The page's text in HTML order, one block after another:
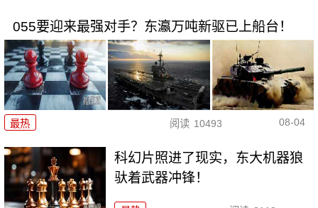
055要迎来最强对手？东瀛万吨新驱已上船台！
最热 阅读 10493 08-04
科幻片照进了现实，东大机器狼
驮着武器冲锋！